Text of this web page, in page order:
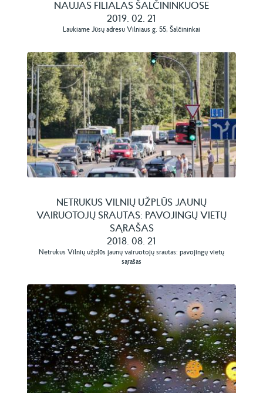
NAUJAS FILIALAS ŠALČININKUOSE
2019. 02. 21
Laukiame Jūsų adresu Vilniaus g. 55, Šalčininkai
NETRUKUS VILNIŲ UŽPLŪS JAUNŲ
VAIRUOTOJŲ SRAUTAS: PAVOJINGŲ VIETŲ
SĄRAŠAS
2018. 08. 21
Netrukus Vilnių užplūs jaunų vairuotojų srautas: pavojingų vietų
sąrašas